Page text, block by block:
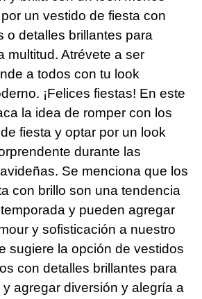
un vestido de fiesta con
o detalles brillantes para
multitud. Atrévete a ser
a todos con tu look
¡Felices fiestas! En este
la idea de romper con los
fiesta y optar por un look
durante las
Se menciona que los
con brillo son una tendencia
y pueden agregar
y sofisticación a nuestro
sugiere la opción de vestidos
con detalles brillantes para
y agregar diversión y alegría a